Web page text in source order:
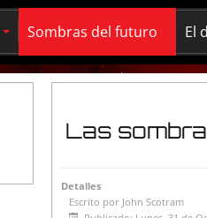
Sombras del futuro El
Las
Detalles
Escrito por John Scotram